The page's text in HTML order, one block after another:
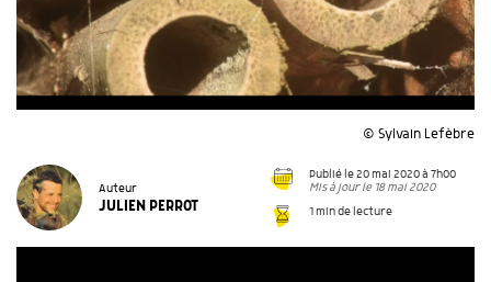
© Sylvain Lefèbre
Auteur
JULIEN PERROT
Publié le 20 mai 2020 à 7h00
Mis à jour le 18 mai 2020
1 min de lecture